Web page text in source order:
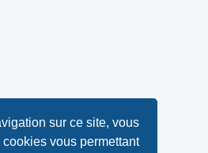
sur ce site, vous
vous permettant